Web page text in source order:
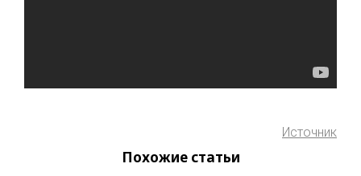
Источник
Похожие статьи